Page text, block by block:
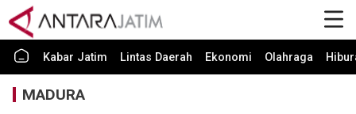
Kabar Jatim Lintas Daerah Ekonomi Olahraga
MADURA